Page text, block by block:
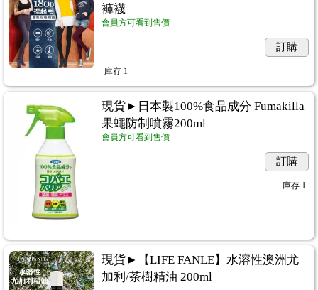
褲襪
會員方可看到售價
訂購
庫存 1
現貨►日本製100%食品成分 Fumakilla
果蠅防制噴霧200ml
會員方可看到售價
訂購
庫存 1
現貨►【LIFE FANLE】水溶性澳洲尤
加利/茶樹精油 200ml